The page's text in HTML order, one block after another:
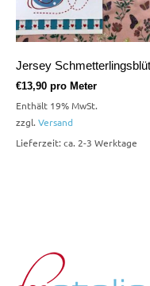
Jersey
€13,90 pro Meter
Enthält 19% MwSt.
zzgl. Versand
Lieferzeit: ca. 2-3 Werktage